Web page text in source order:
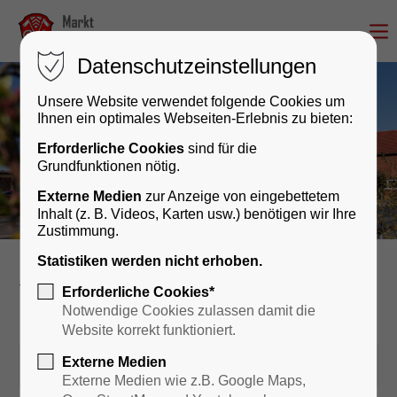
Rathaus & Bürgerservice
Datenschutzeinstellungen
Unsere Website verwendet folgende Cookies um
Ihnen ein optimales Webseiten-Erlebnis zu bieten:
Erforderliche Cookies sind für die
Grundfunktionen nötig.
Externe Medien zur Anzeige von eingebettetem
Inhalt (z. B. Videos, Karten usw.) benötigen wir Ihre
Zustimmung.
Statistiken werden nicht erhoben.
Erforderliche Cookies*
Notwendige Cookies zulassen damit die
Website korrekt funktioniert.
Externe Medien
Externe Medien wie z.B. Google Maps,